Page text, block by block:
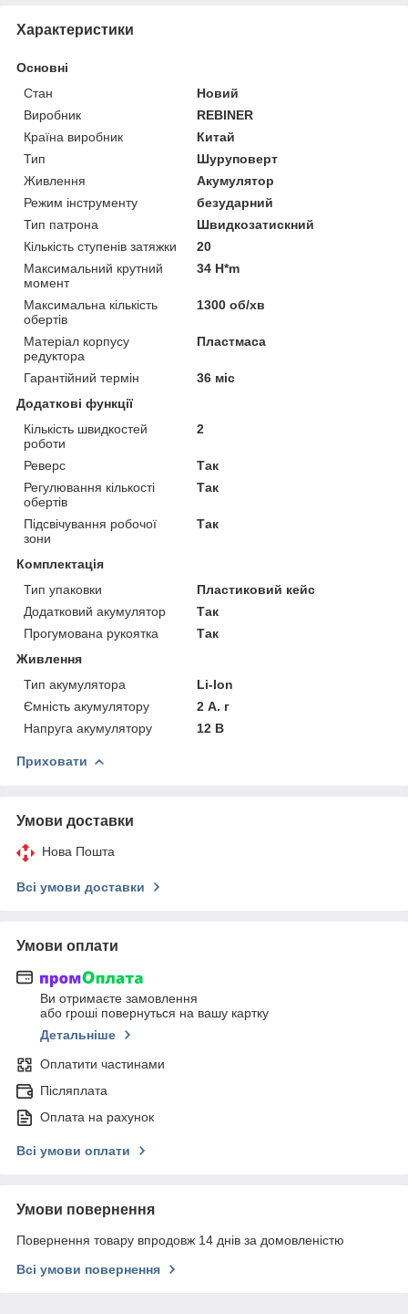
Характеристики
Основні
Стан
Новий
Виробник
REBINER
Країна виробник
Китай
Тип
Шуруповерт
Живлення
Акумулятор
Режим інструменту
безударний
Тип патрона
Швидкозатискний
Кількість ступенів затяжки
20
Максимальний крутний
момент
34 H*m
Максимальна кількість
обертів
1300 об/хв
Матеріал корпусу
редуктора
Пластмаса
Гарантійний термін
36 міс
Додаткові функції
Кількість швидкостей
роботи
2
Реверс
Так
Регулювання кількості
обертів
Так
Підсвічування робочої
зони
Так
Комплектація
Тип упаковки
Пластиковий кейс
Додатковий акумулятор
Так
Прогумована рукоятка
Так
Живлення
Тип акумулятора
Li-Ion
Ємність акумулятору
2 А. г
Напруга акумулятору
12 В
Приховати
Умови доставки
Нова Пошта
Всі умови доставки
Умови оплати
Ви отримаєте замовлення
або гроші повернуться на вашу картку
Детальніше
Оплатити частинами
Післяплата
Оплата на рахунок
Всі умови оплати
Умови повернення
Повернення товару впродовж 14 днів за домовленістю
Всі умови повернення